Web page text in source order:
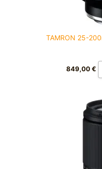
TAMRON 25-
849,00€